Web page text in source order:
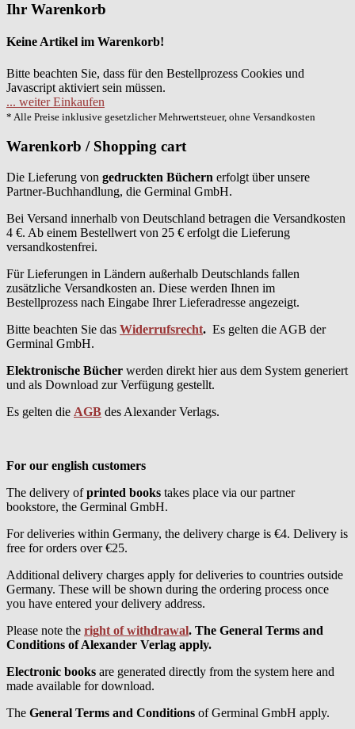
Ihr Warenkorb
Keine Artikel im Warenkorb!
Bitte beachten Sie, dass für den Bestellprozess Cookies und
Javascript aktiviert sein müssen.
... weiter Einkaufen
* Alle Preise inklusive gesetzlicher Mehrwertsteuer, ohne Versandkosten
Warenkorb / Shopping cart
Die Lieferung von gedruckten Büchern erfolgt über unsere
Partner-Buchhandlung, die Germinal GmbH.
Bei Versand innerhalb von Deutschland betragen die Versandkosten
4 €. Ab einem Bestellwert von 25 € erfolgt die Lieferung
versandkostenfrei.
Für Lieferungen in Ländern außerhalb Deutschlands fallen
zusätzliche Versandkosten an. Diese werden Ihnen im
Bestellprozess nach Eingabe Ihrer Lieferadresse angezeigt.
Bitte beachten Sie das Widerrufsrecht. Es gelten die AGB der
Germinal GmbH.
Elektronische Bücher werden direkt hier aus dem System generiert
und als Download zur Verfügung gestellt.
Es gelten die AGB des Alexander Verlags.
For our english customers
The delivery ofprinted books takes place via our partner
bookstore, the Germinal GmbH.
For deliveries within Germany, the delivery charge is €4. Delivery is
free for orders over €25.
Additional delivery charges apply for deliveries to countries outside
Germany. These will be shown during the ordering process once
you have entered your delivery address.
Please note the right of withdrawal. The General Terms and
Conditions of Alexander Verlag apply.
Electronic books are generated directly from the system here and
made available for download.
The General Terms and Conditions of Germinal GmbH apply.